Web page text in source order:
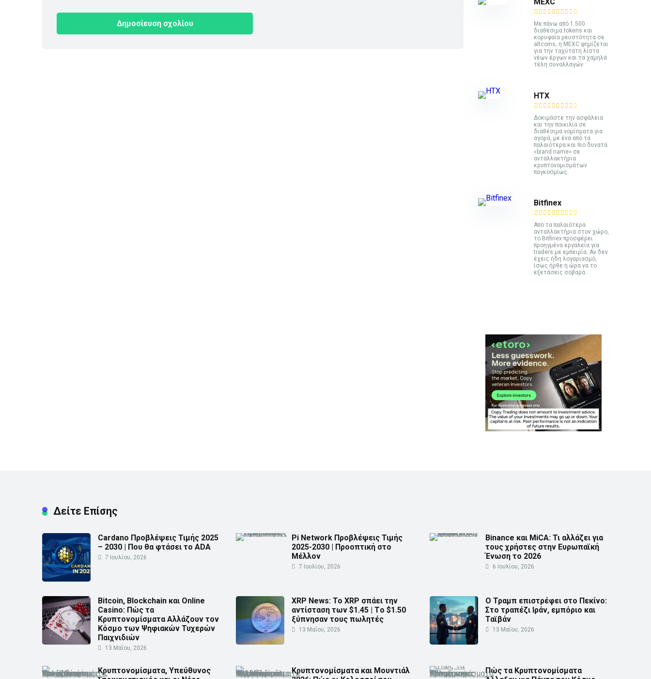
Με πάνω από 1.500
διαθέσιμα tokens και
κορυφαία ρευστότητα σε
altcoins, η MEXC φημίζεται
για την ταχύτατη λίστα
νέων έργων και τα χαμηλά
τέλη συναλλαγών.
HTX
Δοκιμάστε την ασφάλεια
και την ποικιλία σε
διαθέσιμα νομίσματα για
αγορά, με ένα από τα
παλαιότερα και πιο δυνατά
«brand name» σε
ανταλλακτήρια
κρυπτονομισμάτων
παγκοσμίως.
Bitfinex
Από τα παλαιότερα
ανταλλακτήρια στον χώρο,
το Bitfinex προσφέρει
προηγμένα εργαλεία για
traders με εμπειρία. Αν δεν
έχεις ήδη λογαριασμό,
ίσως ήρθε η ώρα να το
εξετάσεις σοβαρά.
Δείτε Επίσης
Cardano Προβλέψεις Τιμής 2025
– 2030 | Που θα φτάσει το ADA
7 Ιουλίου, 2026
Pi Network Προβλέψεις Τιμής
2025-2030 | Προοπτική στο
Μέλλον
7 Ιουλίου, 2026
Binance και MiCA: Τι αλλάζει για
τους χρήστες στην Ευρωπαϊκή
Ένωση το 2026
6 Ιουλίου, 2026
Bitcoin, Blockchain και Online
Casino: Πώς τα
Κρυπτονομίσματα Αλλάζουν τον
Κόσμο των Ψηφιακών Τυχερών
Παιχνιδιών
13 Μαΐου, 2026
XRP News: Το XRP σπάει την
αντίσταση των $1.45 | Τo $1.50
ξύπνησαν τους πωλητές
13 Μαΐου, 2026
Ο Τραμπ επιστρέφει στο Πεκίνο:
Στο τραπέζι Ιράν, εμπόριο και
Ταϊβάν
13 Μαΐου, 2026
Κρυπτονομίσματα, Υπεύθυνος
Κρυπτονομίσματα και Μουντιάλ
Πώς τα Κρυπτονομίσματα